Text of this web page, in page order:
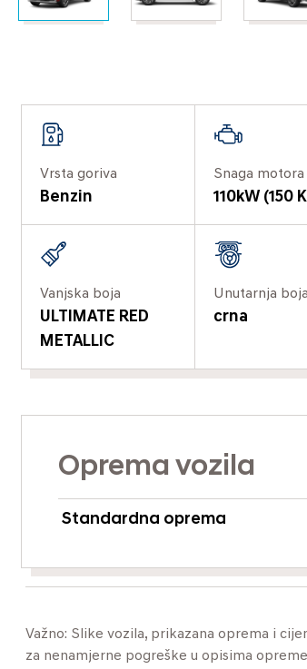
Vrsta goriva
Benzin
Snaga motora
110kW (150
Vanjska boja
ULTIMATE RED
METALLIC
Unutarnja boja
crna
Oprema vozila
Standardna oprema
Važno: Slike vozila, prikazana oprema i
za nenamjerne pogreške u opisima